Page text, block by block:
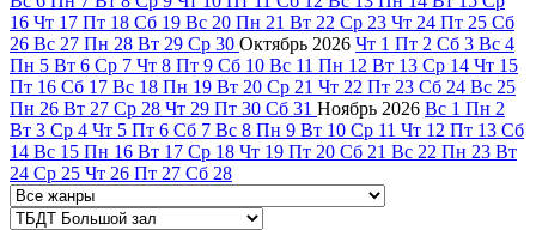
16 Чт 17 Пт 18 Сб 19 Вс 20 Пн 21 Вт 22 Ср 23 Чт 24 Пт 25 Сб
26 Вс 27 Пн 28 Вт 29 Ср 30 Октябрь 2026 Чт 1 Пт 2 Сб 3 Вс 4
Пн 5 Вт 6 Ср 7 Чт 8 Пт 9 Сб 10 Вс 11 Пн 12 Вт 13 Ср 14 Чт 15
Пт 16 Сб 17 Вс 18 Пн 19 Вт 20 Ср 21 Чт 22 Пт 23 Сб 24 Вс 25
Пн 26 Вт 27 Ср 28 Чт 29 Пт 30 Сб 31 Ноябрь 2026 Вс 1 Пн 2
Вт 3 Ср 4 Чт 5 Пт 6 Сб 7 Вс 8 Пн 9 Вт 10 Ср 11 Чт 12 Пт 13 Сб
14 Вс 15 Пн 16 Вт 17 Ср 18 Чт 19 Пт 20 Сб 21 Вс 22 Пн 23 Вт
24 Ср 25 Чт 26 Пт 27 Сб 28